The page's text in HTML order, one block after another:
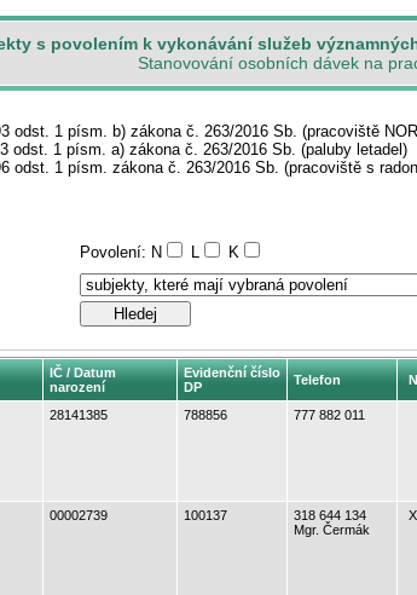
s povolením k vykonávání služeb
Stanovování osobních dávek na
odst. 1 písm. b) zákona č. 263/2016 Sb. (pracoviště
1 písm. a) zákona č. 263/2016 Sb. (paluby letadel)
odst. 1 písm. zákona č. 263/2016 Sb. (pracoviště s
Povolení: N L
K
IČ / Datum
narození
Evidenční číslo
DP
Telefon N
28141385 788856 777 882 011
00002739 100137
318 644 134
Mgr. Čermák
X